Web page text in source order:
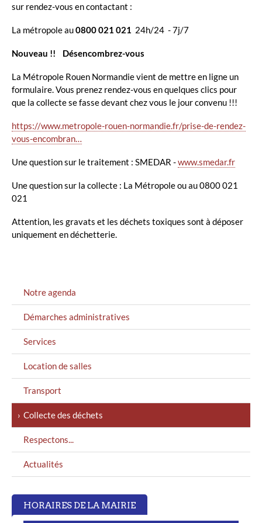
sur rendez-vous en contactant :
La métropole au0800 021 021 24h/24 - 7j/7
Nouveau !! Désencombrez-vous
La Métropole Rouen Normandie vient de mettre en ligne un
formulaire. Vous prenez rendez-vous en quelques clics pour
que la collecte se fasse devant chez vous le jour convenu !!!
https://www.metropole-rouen-normandie.fr/prise-de-rendez-
vous-encombran…
Une question sur le traitement : SMEDAR -www.smedar.fr
Une question sur la collecte : La Métropole ou au 0800 021
021
Attention, les gravats et les déchets toxiques sont à déposer
uniquement en déchetterie.
MENU
GAUCHE
Notre agenda
Démarches administratives
Services
Location de salles
Transport
Collecte des déchets
Respectons...
Actualités
HORAIRES DE LA MAIRIE